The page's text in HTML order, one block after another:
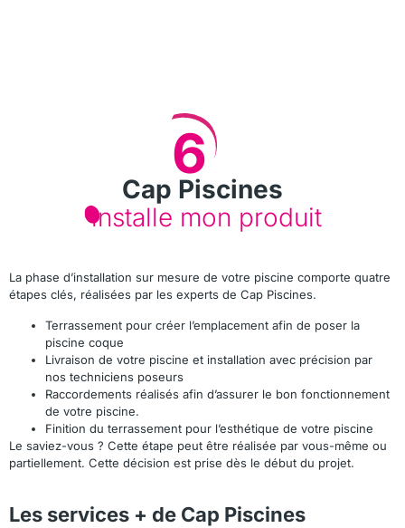
6
Cap Piscines
installe mon produit
La phase d’installation sur mesure de votre piscine comporte quatre
étapes clés, réalisées par les experts de Cap Piscines.
Terrassement pour créer l’emplacement afin de poser la
piscine coque
Livraison de votre piscine et installation avec précision par
nos techniciens poseurs
Raccordements réalisés afin d’assurer le bon fonctionnement
de votre piscine.
Finition du terrassement pour l’esthétique de votre piscine
Le saviez-vous ? Cette étape peut être réalisée par vous-même ou
partiellement. Cette décision est prise dès le début du projet.
Les services + de Cap Piscines